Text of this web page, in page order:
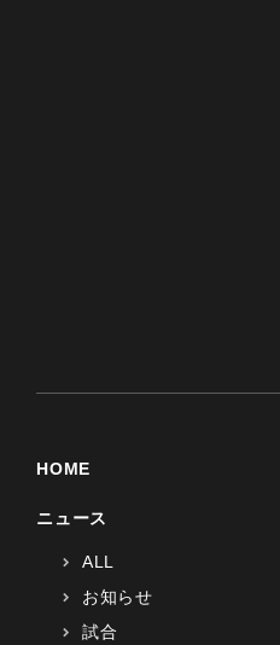
HOME
ニュース
ALL
お知らせ
試合